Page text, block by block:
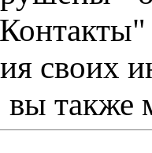
своих
также